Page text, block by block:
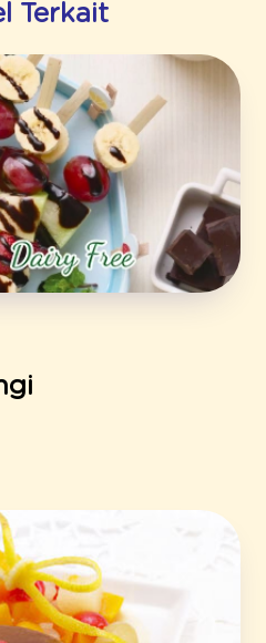
Terkait